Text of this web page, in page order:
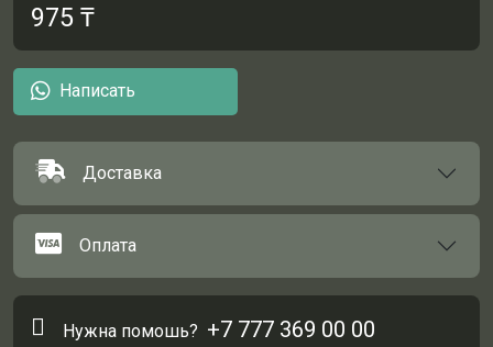
975 ₸
Написать
Доставка
Оплата
Нужна помошь? +7 777 369 00 00